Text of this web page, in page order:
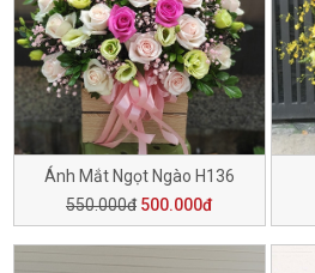
Ánh Mắt Ngọt Ngào H136
550.000đ 500.000đ